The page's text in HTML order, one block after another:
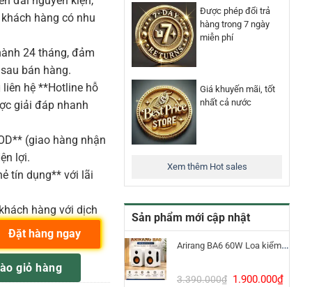
Được phép đổi trả
hàng trong 7 ngày
miễn phí
Giá khuyến mãi, tốt
nhất cả nước
Xem thêm Hot sales
Sản phẩm mới cập nhật
Arirang BA6 60W Loa kiểm âm Bluetooth 5.3
3.390.000₫ Giá
1.900.000₫Giá
hàng có nhu
24 tháng, đảm
bán hàng.
hệ **Hotline hỗ
giải đáp nhanh
(giao hàng nhận
lợi.
tín dụng** với lãi
hàng với dịch
Hệ điều hành Androi số lượng
giỏ hàng
Đặt hàng ngay